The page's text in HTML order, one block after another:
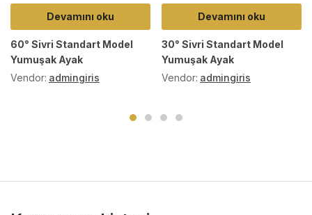
Devamını oku
60° Sivri Standart Model
Yumuşak Ayak
Vendor: admingiris
Devamını oku
30° Sivri Standart Model
Yumuşak Ayak
Vendor: admingiris